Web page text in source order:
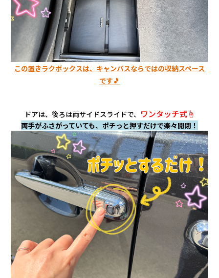
この置きラクボックスは、キャンバスならではの収納スペース
です🎵
ドアは、後ろは両サイドスライドで、 ワンタッチ式☝️
両手がふさがっていても、ポチっと押すだけで楽々開閉！